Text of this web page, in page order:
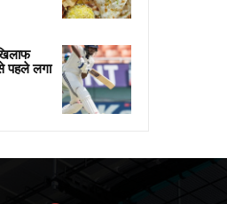
पहले लगा